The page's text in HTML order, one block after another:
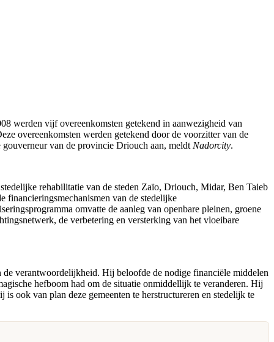
werden vijf overeenkomsten getekend in aanwezigheid van
overeenkomsten werden getekend door de voorzitter van de
gouverneur van de provincie Driouch aan, meldt Nadorcity.
rehabilitatie van de steden Zaïo, Driouch, Midar, Ben Taieb
financieringsmechanismen van de stedelijke
omvatte de aanleg van openbare pleinen, groene
de verbetering en versterking van het vloeibare
verantwoordelijkheid. Hij beloofde de nodige financiële middelen
hefboom had om de situatie onmiddellijk te veranderen. Hij
ook van plan deze gemeenten te herstructureren en stedelijk te